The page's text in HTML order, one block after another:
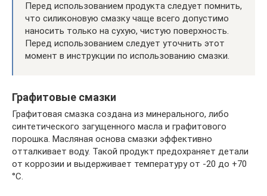
Перед использованием продукта следует помнить,
что силиконовую смазку чаще всего допустимо
наносить только на сухую, чистую поверхность.
Перед использованием следует уточнить этот
момент в инструкции по использованию смазки.
Графитовые смазки
Графитовая смазка создана из минерального, либо
синтетического загущенного масла и графитового
порошка. Масляная основа смазки эффективно
отталкивает воду. Такой продукт предохраняет детали
от коррозии и выдерживает температуру от -20 до +70
°C.